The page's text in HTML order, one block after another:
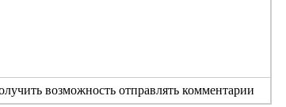
возможность отправлять комментарии